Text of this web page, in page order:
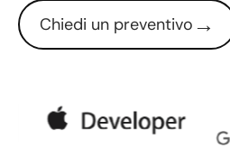
Chiedi un preventivo →